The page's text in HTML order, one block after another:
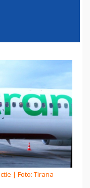
BIJ
| Foto: Tirana